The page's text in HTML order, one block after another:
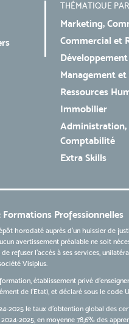
THÉMATIQUE
Marketing,
Commercial et
Management et
Ressources
Immobilier
Administration,
Comptabilité
Extra Skills
Formations Professionnelles
horodaté auprès d'un huissier de
avertissement préalable ne soit
refuser l'accès à ses services,
Visiplus.
établissement privé
de l’Etat), et déclaré sous le code
2025 le taux d'obtention global des
2025, en moyenne 78,6% des